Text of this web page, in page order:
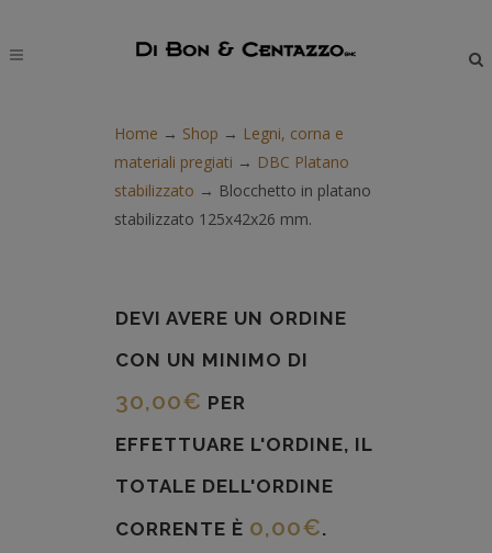
Home → Shop → Legni, corna e
materiali pregiati → DBC Platano
stabilizzato → Blocchetto in platano
stabilizzato 125x42x26 mm.
DEVI AVERE UN ORDINE
CON UN MINIMO DI
30,00€ PER
EFFETTUARE L'ORDINE, IL
TOTALE DELL'ORDINE
CORRENTE È 0,00€.